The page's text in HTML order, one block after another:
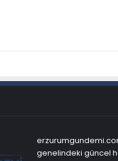
genelindeki güncel